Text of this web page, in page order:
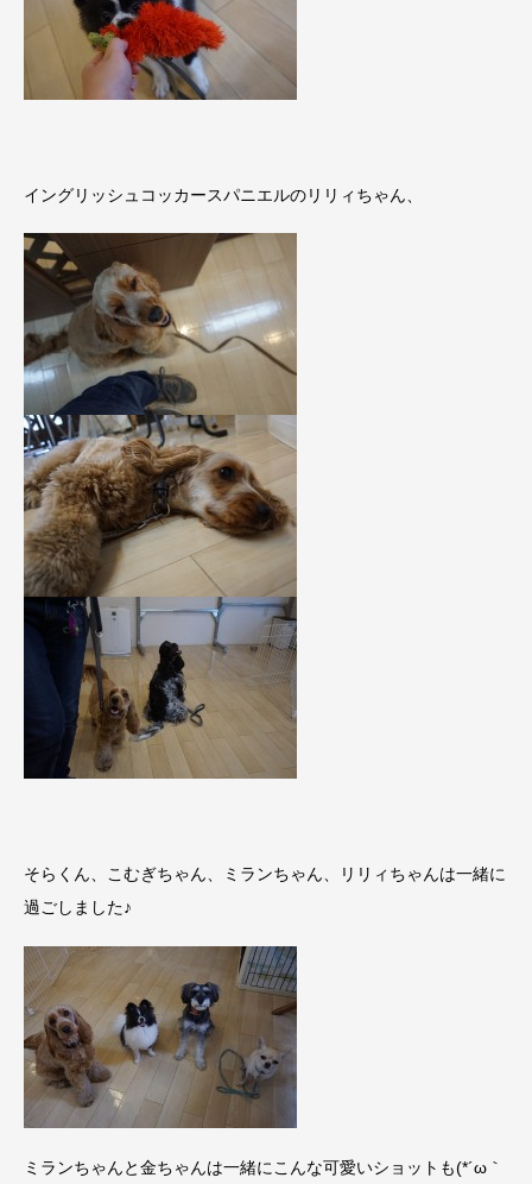
イングリッシュコッカースパニエルのリリィちゃん、
そらくん、こむぎちゃん、ミランちゃん、リリィちゃんは一緒に
過ごしました♪
ミランちゃんと金ちゃんは一緒にこんな可愛いショットも(*´ω｀